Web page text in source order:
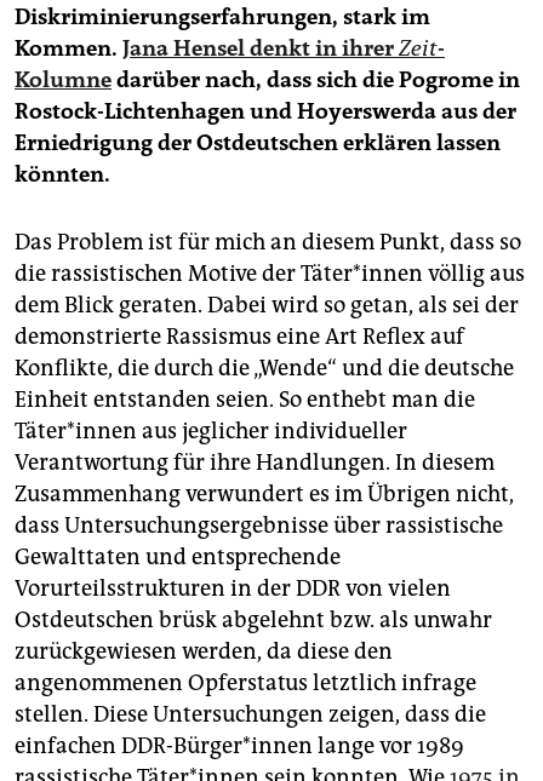
Diskriminierungserfahrungen, stark im
Kommen. Jana Hensel denkt in ihrerZeit-
Kolumnedarüber nach, dass sich die Pogrome in
Rostock-Lichtenhagen und Hoyerswerda aus der
Erniedrigung der Ostdeutschen erklären lassen
könnten.
Das Problem ist für mich an diesem Punkt, dass so
die rassistischen Motive der Täter*innen völlig aus
dem Blick geraten. Dabei wird so getan, als sei der
demonstrierte Rassismus eine Art Reflex auf
Konflikte, die durch die „Wende“ und die deutsche
Einheit entstanden seien. So enthebt man die
Täter*innen aus jeglicher individueller
Verantwortung für ihre Handlungen. In diesem
Zusammenhang verwundert es im Übrigen nicht,
dass Untersuchungsergebnisse über rassistische
Gewalttaten und entsprechende
Vorurteilsstrukturen in der DDR von vielen
Ostdeutschen brüsk abgelehnt bzw. als unwahr
zurückgewiesen werden, da diese den
angenommenen Opferstatus letztlich infrage
stellen. Diese Untersuchungen zeigen, dass die
einfachen DDR-Bürger*innen lange vor 1989